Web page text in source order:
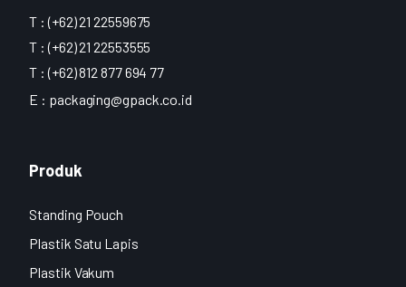
T : (+62) 21 22559675
T : (+62) 21 22553555
T : (+62) 812 877 694 77
E : packaging@gpack.co.id
Produk
Standing Pouch
Plastik Satu Lapis
Plastik Vakum